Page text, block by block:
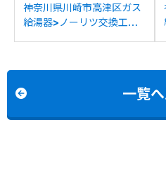
神奈川県川崎市高津区ガス
給湯器>ノーリツ交換工事
一覧